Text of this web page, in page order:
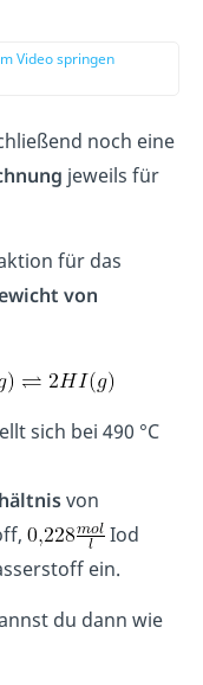
Video springen
noch eine
jeweils für
für das
von
sich bei 490 °C
von
Iod
ein.
du dann wie